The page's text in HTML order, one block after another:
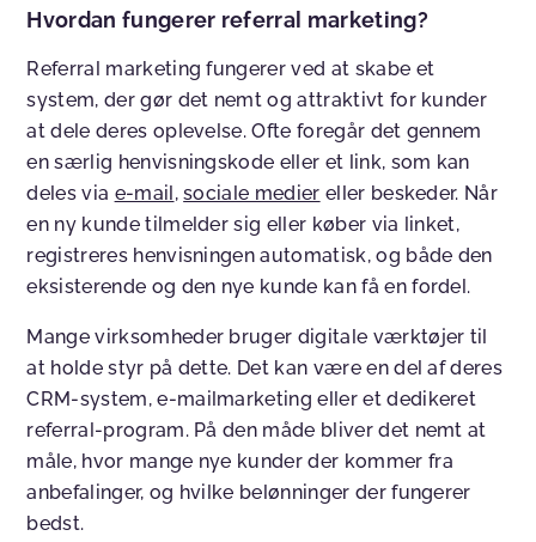
Hvordan fungerer referral marketing?
Referral marketing fungerer ved at skabe et
system, der gør det nemt og attraktivt for kunder
at dele deres oplevelse. Ofte foregår det gennem
en særlig henvisningskode eller et link, som kan
deles via e-mail,sociale medier eller beskeder. Når
en ny kunde tilmelder sig eller køber via linket,
registreres henvisningen automatisk, og både den
eksisterende og den nye kunde kan få en fordel.
Mange virksomheder bruger digitale værktøjer til
at holde styr på dette. Det kan være en del af deres
CRM-system, e-mailmarketing eller et dedikeret
referral-program. På den måde bliver det nemt at
måle, hvor mange nye kunder der kommer fra
anbefalinger, og hvilke belønninger der fungerer
bedst.